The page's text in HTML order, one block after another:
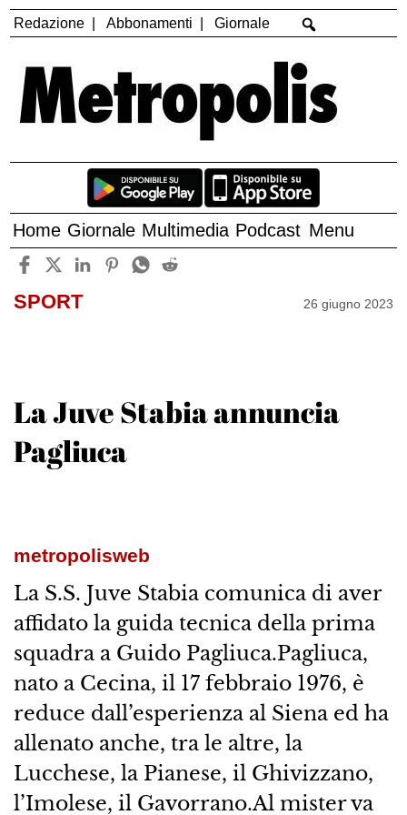
Redazione Abbonamenti Giornale
Home Giornale Multimedia Podcast Menu
SPORT 26 giugno 2023
La Juve Stabia annuncia
Pagliuca
metropolisweb
La S.S. Juve Stabia comunica di aver
affidato la guida tecnica della prima
squadra a Guido Pagliuca.Pagliuca,
nato a Cecina, il 17 febbraio 1976, è
reduce dall’esperienza al Siena ed ha
allenato anche, tra le altre, la
Lucchese, la Pianese, il Ghivizzano,
l’Imolese, il Gavorrano.Al mister va